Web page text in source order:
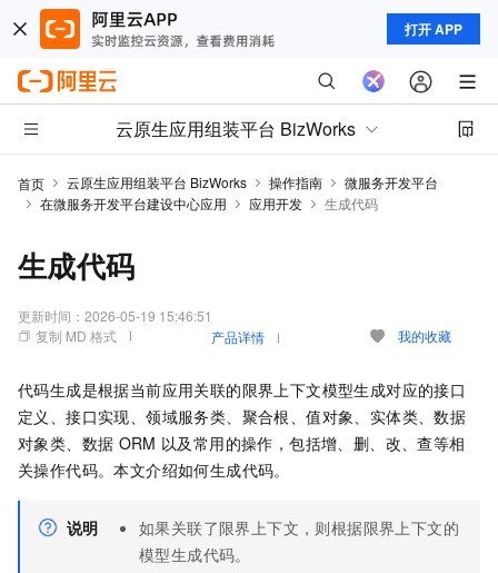
打开 APP
云原生应用组装平台 BizWorks
首页 云原生应用组装平台 BizWorks 操作指南
微服务开发平台
在微服务开发平台建设中心应用
应用开发 生成代码
生成代码
更新时间： 2026-05-19 15:46:51
复制 MD 格式
产品详情 我的收藏
代码生成是根据当前应用关联的限界上下文模型生成对应的接口
定义、接口实现、领域服务类、聚合根、值对象、实体类、数据
对象类、数据 ORM 以及常用的操作，包括增、删、改、查等相
关操作代码。本文介绍如何生成代码。
说明
如果关联了限界上下文，则根据限界上下文的
模型生成代码。